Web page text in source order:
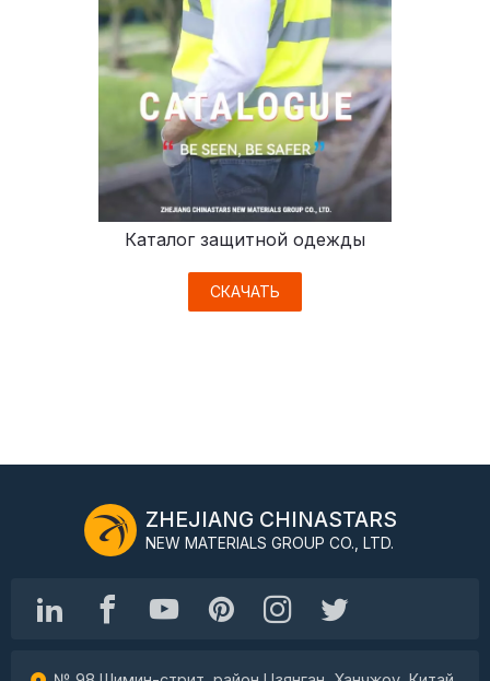
Каталог защитной одежды
СКАЧАТЬ
ZHEJIANG CHINASTARS
NEW MATERIALS GROUP CO., LTD.